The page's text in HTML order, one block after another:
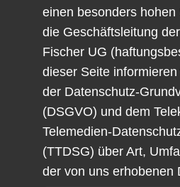
einen besonders
die Geschäftsleitung
Fischer UG
dieser Seite
der Datenschutz-
(DSGVO) und dem
Telemedien-
(TTDSG) über Art,
der von uns erhobenen